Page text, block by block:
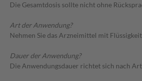
Die Gesamtdosis sollte nicht ohne
Art der Anwendung?
Nehmen Sie das Arzneimittel mit Flüssigkeit
Dauer der Anwendung?
Die Anwendungsdauer richtet sich nach